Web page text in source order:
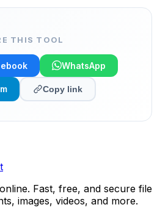
THIS TOOL
WhatsApp
Copy link
Fast, free, and secure file
images, videos, and more.